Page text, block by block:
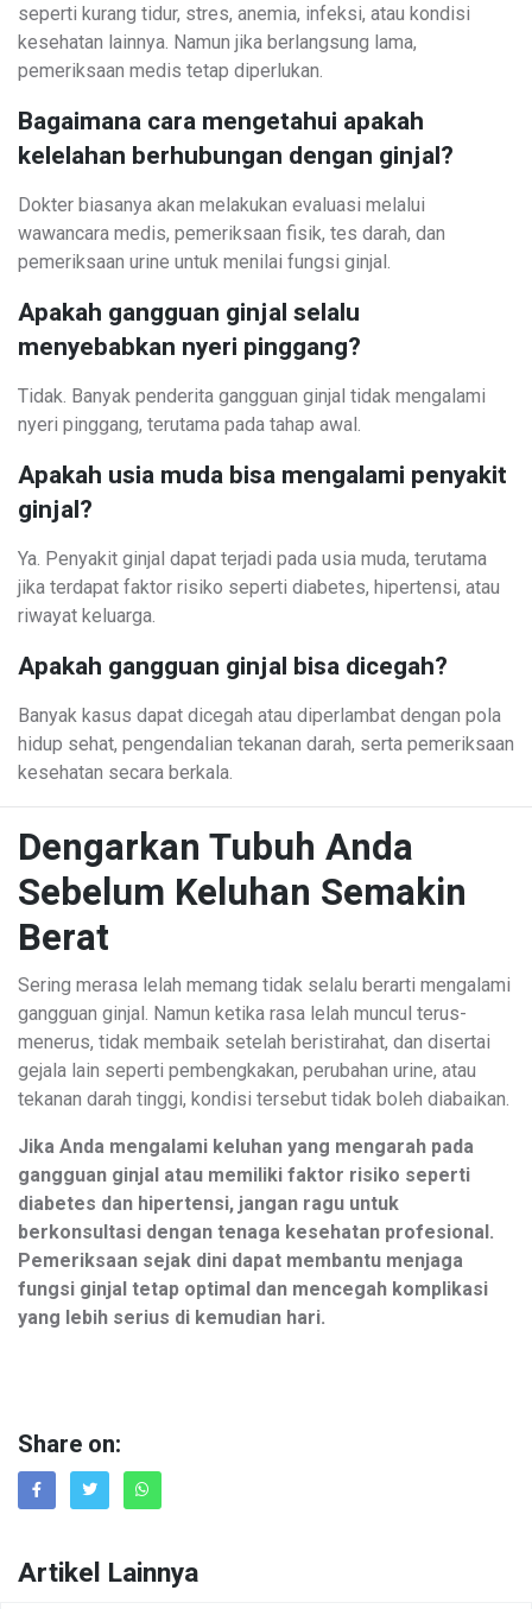
seperti kurang tidur, stres, anemia, infeksi, atau kondisi
kesehatan lainnya. Namun jika berlangsung lama,
pemeriksaan medis tetap diperlukan.
Bagaimana cara mengetahui apakah
kelelahan berhubungan dengan ginjal?
Dokter biasanya akan melakukan evaluasi melalui
wawancara medis, pemeriksaan fisik, tes darah, dan
pemeriksaan urine untuk menilai fungsi ginjal.
Apakah gangguan ginjal selalu
menyebabkan nyeri pinggang?
Tidak. Banyak penderita gangguan ginjal tidak mengalami
nyeri pinggang, terutama pada tahap awal.
Apakah usia muda bisa mengalami penyakit
ginjal?
Ya. Penyakit ginjal dapat terjadi pada usia muda, terutama
jika terdapat faktor risiko seperti diabetes, hipertensi, atau
riwayat keluarga.
Apakah gangguan ginjal bisa dicegah?
Banyak kasus dapat dicegah atau diperlambat dengan pola
hidup sehat, pengendalian tekanan darah, serta pemeriksaan
kesehatan secara berkala.
Dengarkan Tubuh Anda
Sebelum Keluhan Semakin
Berat
Sering merasa lelah memang tidak selalu berarti mengalami
gangguan ginjal. Namun ketika rasa lelah muncul terus-
menerus, tidak membaik setelah beristirahat, dan disertai
gejala lain seperti pembengkakan, perubahan urine, atau
tekanan darah tinggi, kondisi tersebut tidak boleh diabaikan.
Jika Anda mengalami keluhan yang mengarah pada
gangguan ginjal atau memiliki faktor risiko seperti
diabetes dan hipertensi, jangan ragu untuk
berkonsultasi dengan tenaga kesehatan profesional.
Pemeriksaan sejak dini dapat membantu menjaga
fungsi ginjal tetap optimal dan mencegah komplikasi
yang lebih serius di kemudian hari.
Share on:
Artikel Lainnya